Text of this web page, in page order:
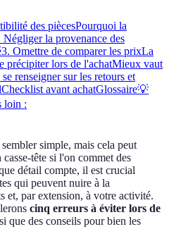
des piècesPourquoi la
Négliger la provenance des
3. Omettre de comparer les prixLa
précipiter lors de l'achatMieux vaut
renseigner sur les retours et
Checklist avant achatGlossaire💡
loin :
simple, mais cela peut
tête si l'on commet des
détail compte, il est crucial
qui peuvent nuire à la
et, par extension, à votre activité.
cinq erreurs à éviter lors de
que des conseils pour bien les